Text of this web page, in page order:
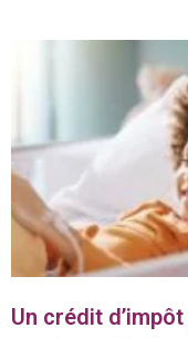
Un crédit